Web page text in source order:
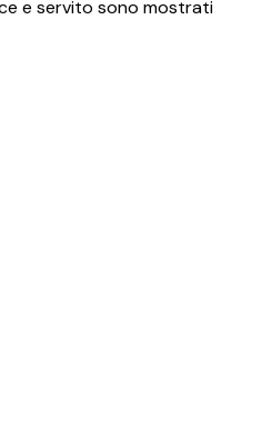
e servito sono mostrati